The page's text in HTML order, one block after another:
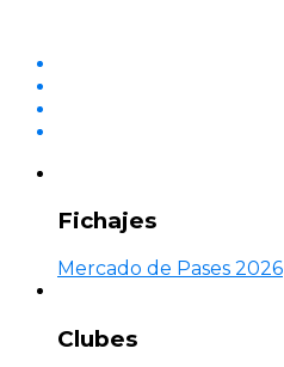
Fichajes
Mercado de Pases 2026
Clubes